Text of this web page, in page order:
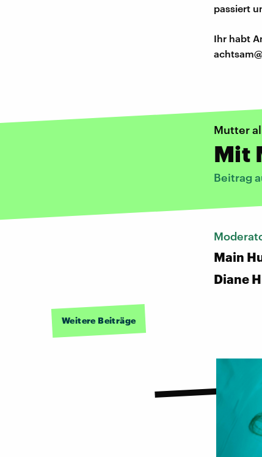
passiert
Ihr habt
Mutter
Mit
Beitrag
Main
Diane
Weitere Beiträge